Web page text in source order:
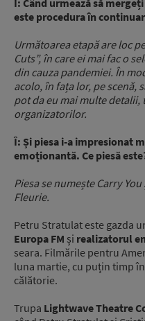
este procedura în
Următoarea etapă are loc
Cuts”, în care ei mai fac o
din cauza pandemiei. În
acolo, în fața lor, pe scenă,
pot da eu mai multe
organizatorilor.
Î: Și piesa i-a impresionat
emoționantă. Ce piesă
Piesa se numește Carry
Fleurie.
Petru Stratulat este gazda
Europa FM și realizatorul
seara. Filmările pentru
luna martie, cu puțin timp
călătorie.
Trupa Lightwave Theatre